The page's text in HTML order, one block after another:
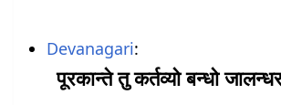
Devanagari:
पूरकान्ते तु कर्तव्यो बन्धो